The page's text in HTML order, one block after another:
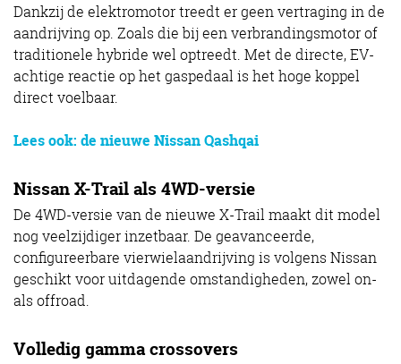
Dankzij de elektromotor treedt er geen vertraging in de
aandrijving op. Zoals die bij een verbrandingsmotor of
traditionele hybride wel optreedt. Met de directe, EV-
achtige reactie op het gaspedaal is het hoge koppel
direct voelbaar.
Lees ook: de nieuwe Nissan Qashqai
Nissan X-Trail als 4WD-versie
De 4WD-versie van de nieuwe X-Trail maakt dit model
nog veelzijdiger inzetbaar. De geavanceerde,
configureerbare vierwielaandrijving is volgens Nissan
geschikt voor uitdagende omstandigheden, zowel on-
als offroad.
Volledig gamma crossovers